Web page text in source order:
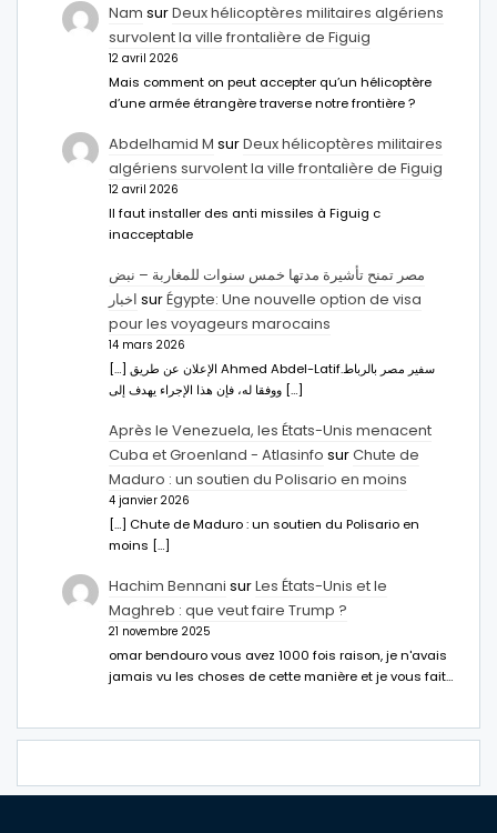
Nam surDeux hélicoptères militaires algériens
survolent la ville frontalière de Figuig
12 avril 2026
Mais comment on peut accepter qu’un hélicoptère
d’une armée étrangère traverse notre frontière ?
Abdelhamid M surDeux hélicoptères militaires
algériens survolent la ville frontalière de Figuig
12 avril 2026
Il faut installer des anti missiles à Figuig c
inacceptable
مصر تمنح تأشيرة مدتها خمس سنوات للمغاربة – نبض
اخبار surÉgypte: Une nouvelle option de visa
pour les voyageurs marocains
14 mars 2026
[…] الإعلان عن طريق Ahmed Abdel-Latifسفير مصر بالرباط.
ووفقا له، فإن هذا الإجراء يهدف إلى […]
Après le Venezuela, les États-Unis menacent
Cuba et Groenland - Atlasinfo surChute de
Maduro : un soutien du Polisario en moins
4 janvier 2026
[…] Chute de Maduro : un soutien du Polisario en
moins […]
Hachim Bennani surLes États-Unis et le
Maghreb : que veut faire Trump ?
21 novembre 2025
omar bendouro vous avez 1000 fois raison, je n'avais
jamais vu les choses de cette manière et je vous fait…